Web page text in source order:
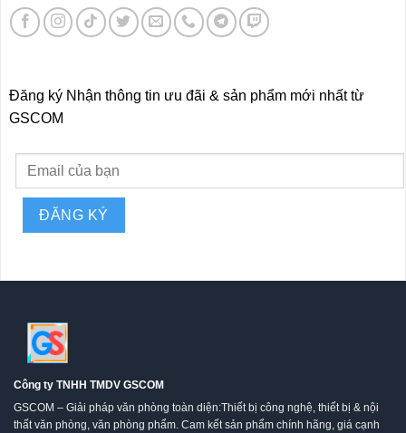
Đăng ký Nhận thông tin ưu đãi & sản phẩm mới nhất từ
GSCOM
Công ty TNHH TMDV GSCOM
GSCOM – Giải pháp văn phòng toàn diện:Thiết bị công nghệ, thiết bị & nội
thất văn phòng, văn phòng phẩm. Cam kết sản phẩm chính hãng, giá cạnh